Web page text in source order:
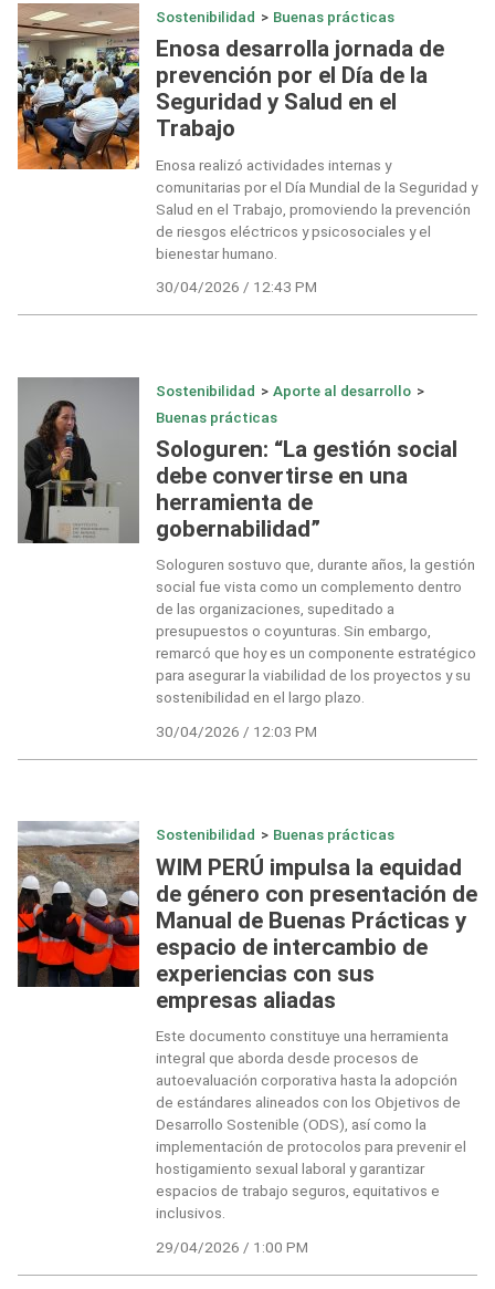
Sostenibilidad > Buenas prácticas
Enosa desarrolla jornada de
prevención por el Día de la
Seguridad y Salud en el
Trabajo
Enosa realizó actividades internas y
comunitarias por el Día Mundial de la Seguridad y
Salud en el Trabajo, promoviendo la prevención
de riesgos eléctricos y psicosociales y el
bienestar humano.
30/04/2026 / 12:43 PM
Sostenibilidad > Aporte al desarrollo >
Buenas prácticas
Sologuren: “La gestión social
debe convertirse en una
herramienta de
gobernabilidad”
Sologuren sostuvo que, durante años, la gestión
social fue vista como un complemento dentro
de las organizaciones, supeditado a
presupuestos o coyunturas. Sin embargo,
remarcó que hoy es un componente estratégico
para asegurar la viabilidad de los proyectos y su
sostenibilidad en el largo plazo.
30/04/2026 / 12:03 PM
Sostenibilidad > Buenas prácticas
WIM PERÚ impulsa la equidad
de género con presentación de
Manual de Buenas Prácticas y
espacio de intercambio de
experiencias con sus
empresas aliadas
Este documento constituye una herramienta
integral que aborda desde procesos de
autoevaluación corporativa hasta la adopción
de estándares alineados con los Objetivos de
Desarrollo Sostenible (ODS), así como la
implementación de protocolos para prevenir el
hostigamiento sexual laboral y garantizar
espacios de trabajo seguros, equitativos e
inclusivos.
29/04/2026 / 1:00 PM